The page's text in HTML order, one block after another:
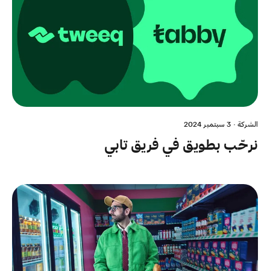
الشركة· 3 سبتمبر 2024
نرحّب بطويق في فريق تابي